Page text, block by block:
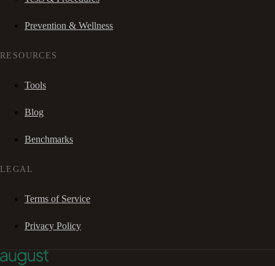
Prevention & Wellness
RESOURCES
Tools
Blog
Benchmarks
LEGAL
Terms of Service
Privacy Policy